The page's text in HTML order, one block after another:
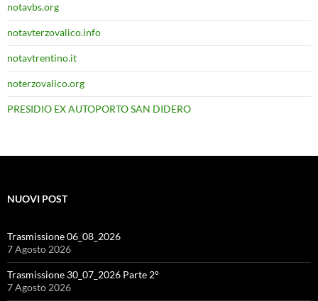
notavbs.org
notavterzovalico.info
notavtrentino.it
noterzovalico.org
PRESIDIO EX AUTOPORTO SAN DIDERO
NUOVI POST
Trasmissione 06_08_2026
7 Agosto 2026
Trasmissione 30_07_2026 Parte 2°
7 Agosto 2026